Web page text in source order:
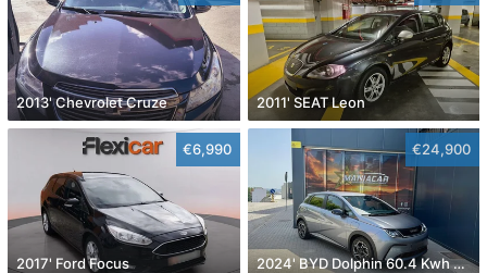
2013' Chevrolet Cruze 2011' SEAT Leon
€6,990
2017' Ford Focus
€24,900
2024' BYD Dolphin 60.4 Kwh Comfort